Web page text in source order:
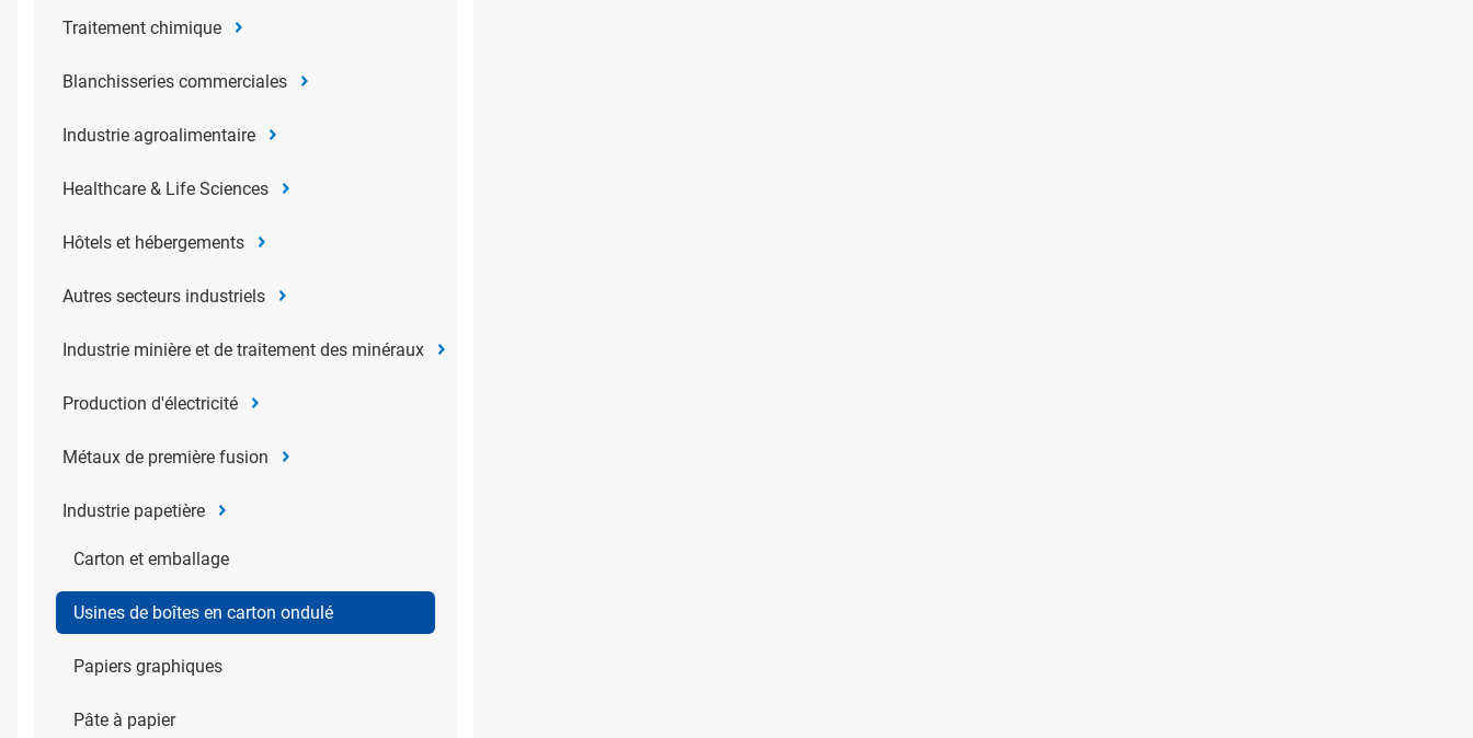
Traitement chimique
Blanchisseries commerciales
Industrie agroalimentaire
Healthcare & Life Sciences
Hôtels et hébergements
Autres secteurs industriels
Industrie minière et de traitement des minéraux
Production d'électricité
Métaux de première fusion
Industrie papetière
Carton et emballage
Usines de boîtes en carton ondulé
Papiers graphiques
Pâte à papier